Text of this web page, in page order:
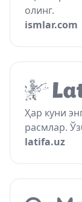
олинг.
ismlar.com
Ҳар куни
расмлар.
latifa.uz